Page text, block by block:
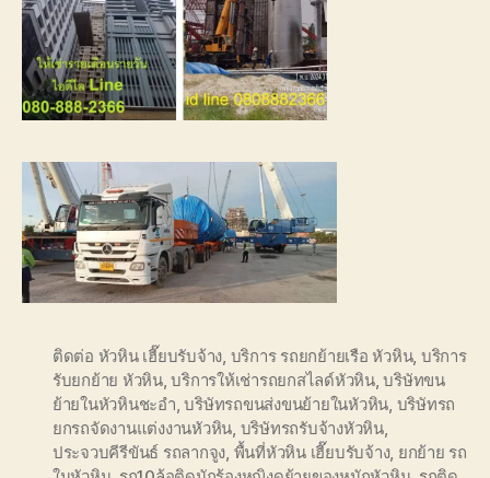
ติดต่อ หัวหิน เฮี๊ยบรับจ้าง บริการ รถยกย้ายเรือ หัวหิน, บริการ
รับยกย้าย หัวหิน,บริการให้เช่ารถยกสไลด์หัวหิน,บริษัทขน
ย้ายในหัวหินชะอำ ,บริษัทรถขนส่งขนย้ายในหัวหิน บริษัทรถ
ยกรถจัดงานแต่งงานหัวหิน บริษัทรถรับจ้างหัวหิน,
ประจวบคีรีขันธ์ รถลากจูง พื้นที่หัวหิน เฮี๊ยบรับจ้าง, ยกย้าย รถ